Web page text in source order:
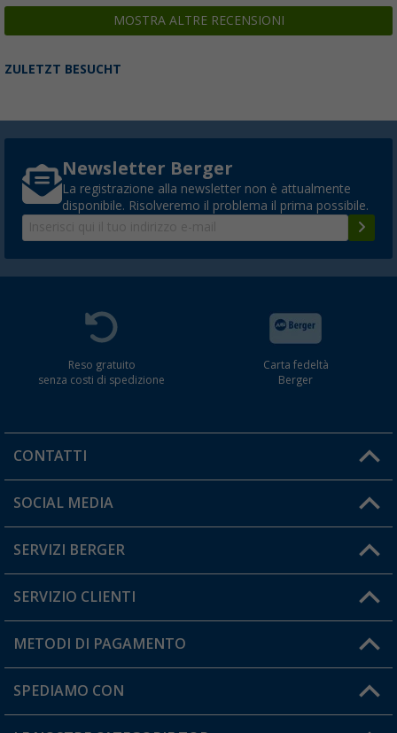
MOSTRA ALTRE RECENSIONI
ZULETZT BESUCHT
Newsletter Berger
La registrazione alla newsletter non è attualmente
disponibile. Risolveremo il problema il prima possibile.
Reso gratuito
senza costi di spedizione
Carta fedeltà
Berger
CONTATTI
Orari di apertura del servizio:
Hai una domanda?
SOCIAL MEDIA
SERVIZI BERGER
Diventare rivenditori
Il mio Account
Carta fedeltà Berger
SERVIZIO CLIENTI
Informazioni sulla spedizione
Resi
METODI DI PAGAMENTO
SPEDIAMO CON